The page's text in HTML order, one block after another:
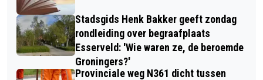
Stadsgids Henk Bakker geeft zondag
rondleiding over begraafplaats
Esserveld: 'Wie waren ze, de beroemde
Groningers?'
Provinciale weg N361 dicht tussen